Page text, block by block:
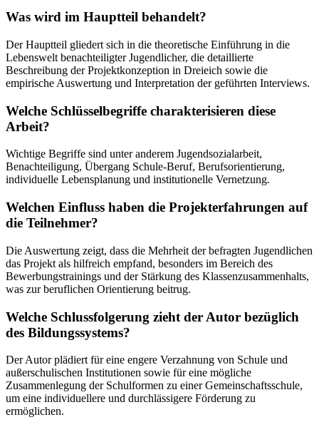
Was wird im Hauptteil behandelt?
Der Hauptteil gliedert sich in die theoretische Einführung in die
Lebenswelt benachteiligter Jugendlicher, die detaillierte
Beschreibung der Projektkonzeption in Dreieich sowie die
empirische Auswertung und Interpretation der geführten Interviews.
Welche Schlüsselbegriffe charakterisieren diese
Arbeit?
Wichtige Begriffe sind unter anderem Jugendsozialarbeit,
Benachteiligung, Übergang Schule-Beruf, Berufsorientierung,
individuelle Lebensplanung und institutionelle Vernetzung.
Welchen Einfluss haben die Projekterfahrungen auf
die Teilnehmer?
Die Auswertung zeigt, dass die Mehrheit der befragten Jugendlichen
das Projekt als hilfreich empfand, besonders im Bereich des
Bewerbungstrainings und der Stärkung des Klassenzusammenhalts,
was zur beruflichen Orientierung beitrug.
Welche Schlussfolgerung zieht der Autor bezüglich
des Bildungssystems?
Der Autor plädiert für eine engere Verzahnung von Schule und
außerschulischen Institutionen sowie für eine mögliche
Zusammenlegung der Schulformen zu einer Gemeinschaftsschule,
um eine individuellere und durchlässigere Förderung zu
ermöglichen.